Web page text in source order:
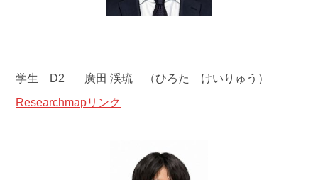
学生 D2 廣田 渓琉 （ひろた けいりゅう）
Researchmapリンク